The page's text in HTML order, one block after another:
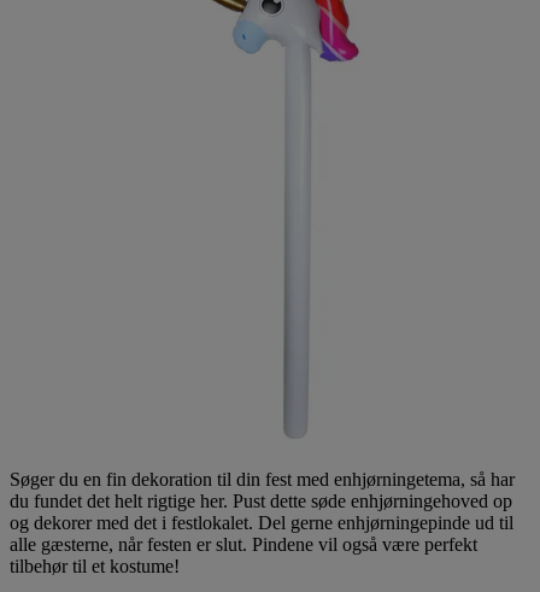
Søger du en fin dekoration til din fest med enhjørningetema, så har
du fundet det helt rigtige her. Pust dette søde enhjørningehoved op
og dekorer med det i festlokalet. Del gerne enhjørningepinde ud til
alle gæsterne, når festen er slut. Pindene vil også være perfekt
tilbehør til et kostume!